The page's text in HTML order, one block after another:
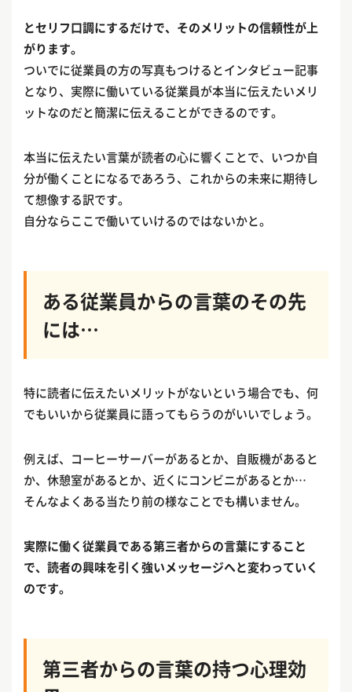
とセリフ口調にするだけで、そのメリットの信頼性が上
がります。
ついでに従業員の方の写真もつけるとインタビュー記事
となり、実際に働いている従業員が本当に伝えたいメリ
ットなのだと簡潔に伝えることができるのです。
本当に伝えたい言葉が読者の心に響くことで、いつか自
分が働くことになるであろう、これからの未来に期待し
て想像する訳です。
自分ならここで働いていけるのではないかと。
ある従業員からの言葉のその先
には…
特に読者に伝えたいメリットがないという場合でも、何
でもいいから従業員に語ってもらうのがいいでしょう。
例えば、コーヒーサーバーがあるとか、自販機があると
か、休憩室があるとか、近くにコンビニがあるとか…
そんなよくある当たり前の様なことでも構いません。
実際に働く従業員である第三者からの言葉にすること
で、読者の興味を引く強いメッセージへと変わっていく
のです。
第三者からの言葉の持つ心理効